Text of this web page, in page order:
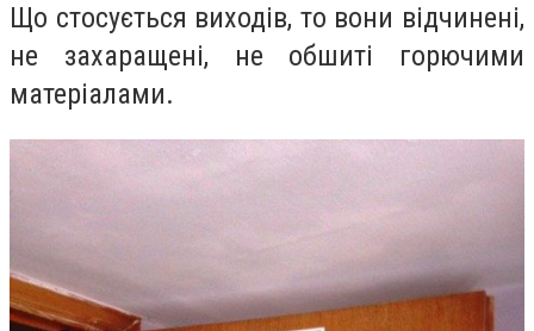
Що стосується виходів, то вони відчинені,
не захаращені, не обшиті горючими
матеріалами.